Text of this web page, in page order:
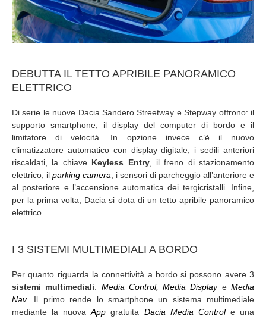
DEBUTTA IL TETTO APRIBILE PANORAMICO
ELETTRICO
Di serie le nuove Dacia Sandero Streetway e Stepway offrono: il
supporto smartphone, il display del computer di bordo e il
limitatore di velocità. In opzione invece c’è il nuovo
climatizzatore automatico con display digitale, i sedili anteriori
riscaldati, la chiave Keyless Entry, il freno di stazionamento
elettrico, il parking camera , i sensori di parcheggio all’anteriore e
al posteriore e l’accensione automatica dei tergicristalli. Infine,
per la prima volta, Dacia si dota di un tetto apribile panoramico
elettrico.
I 3 SISTEMI MULTIMEDIALI A BORDO
Per quanto riguarda la connettività a bordo si possono avere 3
sistemi multimediali: Media Control, Media Display eMedia
Nav. Il primo rende lo smartphone un sistema multimediale
mediante la nuovaAppgratuita Dacia Media Controle una